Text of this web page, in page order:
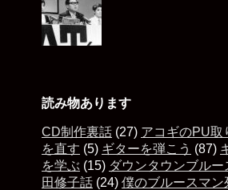
読み物あります
CD制作裏話 (27) アコギのPU
を直す (5) ギターを弾こう (87)
を学ぶ (15) ダウンタウンブル
田修子話 (24) 僕のブルースマン